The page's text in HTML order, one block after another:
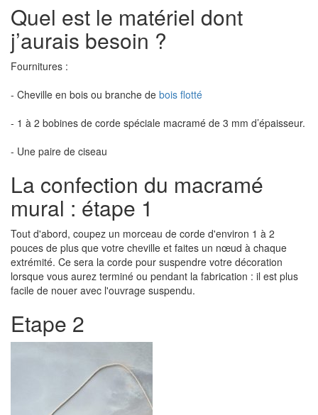
Quel est le matériel dont
j’aurais besoin ?
Fournitures :
- Cheville en bois ou branche de bois flotté
- 1 à 2 bobines de corde spéciale macramé de 3 mm d’épaisseur.
- Une paire de ciseau
La confection du macramé
mural : étape 1
Tout d'abord, coupez un morceau de corde d'environ 1 à 2
pouces de plus que votre cheville et faites un nœud à chaque
extrémité. Ce sera la corde pour suspendre votre décoration
lorsque vous aurez terminé ou pendant la fabrication : il est plus
facile de nouer avec l'ouvrage suspendu.
Etape 2